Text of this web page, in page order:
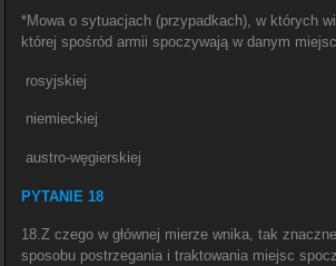
*Mowa o sytuacjach (przypadkach), w których
której spośród armii spoczywają w danym
rosyjskiej
niemieckiej
austro-węgierskiej
PYTANIE 18
18.Z czego w głównej mierze wnika, tak
sposobu postrzegania i traktowania miejsc